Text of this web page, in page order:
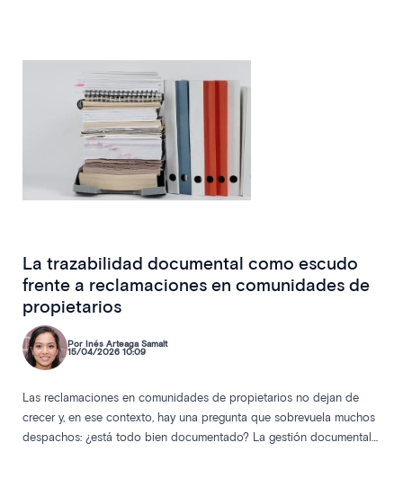
elaborado por Aareon Spain analiza cómo esta tecnología puede
ayudar a reducir carga administrativa, mejorar la productividad y
permitir que los profesionales dediquen más tiempo a las tareas que
realmente aportan valor a las comunidades.
La trazabilidad documental como escudo
frente a reclamaciones en comunidades de
propietarios
Por Inés Arteaga Samalt
15/04/2026 10:09
Las reclamaciones en comunidades de propietarios no dejan de
crecer y, en ese contexto, hay una pregunta que sobrevuela muchos
despachos: ¿está todo bien documentado? La gestión documental